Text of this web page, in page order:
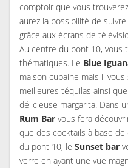
comptoir que vous
aurez la possibilité de
grâce aux écrans de
Au centre du pont 10, vous
thématiques. Le Blue
maison cubaine mais il
meilleures téquilas ainsi
délicieuse margarita. Dans
Rum Bar vous fera
que des cocktails à base de
du pont 10, le Sunset bar
verre en ayant une vue